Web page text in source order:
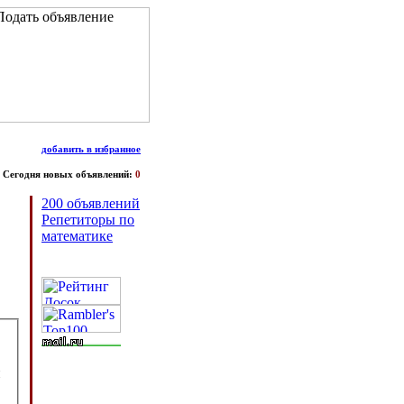
добавить в избранное
Сегодня новых объявлений: 0
200 объявлений
Репетиторы по
математике